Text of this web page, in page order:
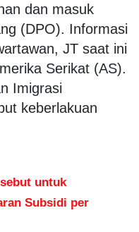
dan masuk
(DPO). Informasi
JT saat ini
Serikat (AS).
Imigrasi
keberlakuan
untuk
Subsidi per